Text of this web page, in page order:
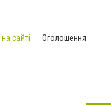
сайті
Оголошення